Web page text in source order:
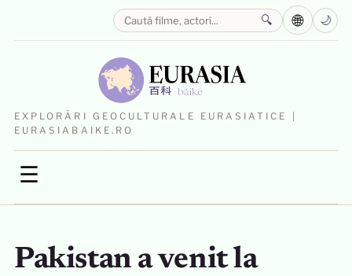
EXPLORĂRI GEOCULTURALE EURASIATICE |
EURASIABAIKE.RO
☰
🔍 🌐 🌙
Pakistan a venit la